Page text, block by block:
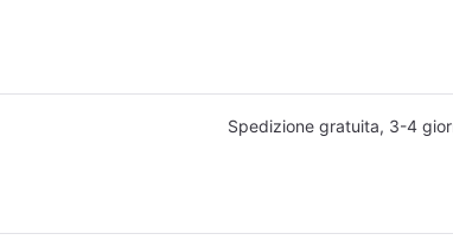
Spedizione gratuita, 3-4